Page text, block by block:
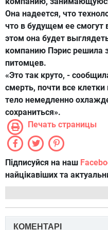
Она надеется, что
что в будущем ее смогут
этом она будет
компанию Пэрис решила
питомцев.
«Это так круто, -
смерть, почти все
тело немедленно
сохраниться».
Печать страницы
Підписуйся на наш
найцікавіших та
КОМЕНТАРІ